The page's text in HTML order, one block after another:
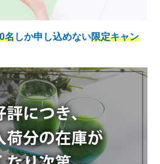
名しか申し込めない限定キャン